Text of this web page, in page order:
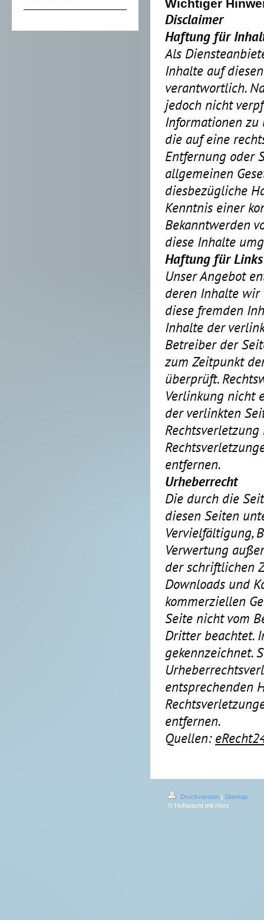
Wichtiger
Disclaimer
Haftung für
Als
Inhalte auf
verantwortlich.
jedoch nicht
Informationen zu
die auf eine
Entfernung oder
allgemeinen
diesbezügliche
Kenntnis einer
Bekanntwerden
diese Inhalte
Haftung für Links
Unser Angebot
deren Inhalte wir
diese fremden
Inhalte der
Betreiber der
zum Zeitpunkt
überprüft.
Verlinkung nicht
der verlinkten
entfernen.
Urheberrecht
Die durch die
diesen Seiten
Vervielfältigung,
Verwertung
der schriftlichen
Downloads und
kommerziellen
Seite nicht vom
Dritter beachtet.
gekennzeichnet.
entsprechenden
entfernen.
Quellen:
Druckversion | Sitemap
© Hohwacht mit Herz